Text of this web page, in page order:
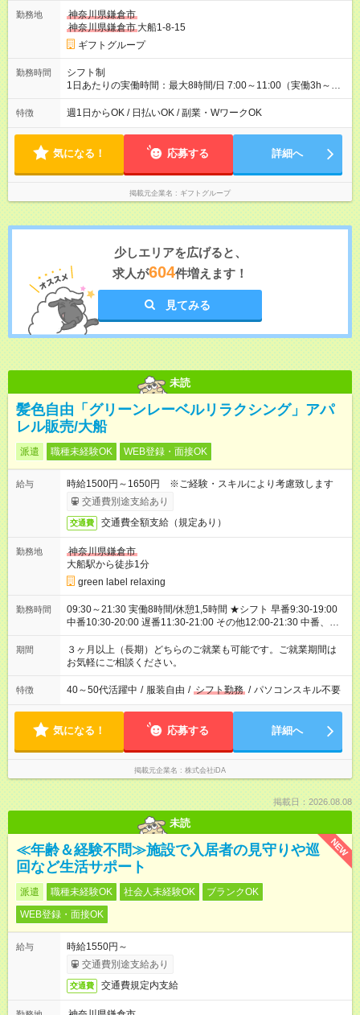
勤務地
神奈川県鎌倉市
神奈川県鎌倉市 大船1-8-15
ギフトグループ
勤務時間
シフト制
1日あたりの実働時間：最大8時間/日 7:00～11:00（実働3h～）
※店舗により異なる ※3h以上の勤務も大歓迎！ ★週2日～勤務
OK！ ★WワークOK ★1～2週毎のシフト申告制 ★残業なし！次
特徴 週1日からOK / 日払いOK / 副業・WワークOK
気になる！ 応募する 詳細へ
掲載元企業名 ギフトグループ
少しエリアを広げると、
求人が604件増えます！
見てみる
未読
髪色自由「グリーンレーベルリラクシング」アパ
レル販売/大船
派遣 職種未経験OK WEB登録・面接OK
給与
時給1500円～1650円 ※ご経験・スキルにより考慮致します
交通費別途支給あり
交通費 交通費全額支給（規定あり）
勤務地
神奈川県鎌倉市
大船駅から徒歩1分
green label relaxing
勤務時間
09:30～21:30 実働8時間/休憩1,5時間 ★シフト 早番9:30-19:00
中番10:30-20:00 遅番11:30-21:00 その他12:00-21:30 中番、遅
番メイン予定
期間
３ヶ月以上（長期）どちらのご就業も可能です。ご就業期間は
お気軽にご相談ください。
特徴 40～50代活躍中 / 服装自由 / シフト勤務 / パソコンスキル不要
気になる！ 応募する 詳細へ
掲載元企業名 株式会社iDA
掲載日：2026.08.08
未読
NEW
≪年齢＆経験不問≫施設で入居者の見守りや巡
回など生活サポート
派遣 職種未経験OK 社会人未経験OK
ブランクOK
WEB登録・面接OK
給与
時給1550円～
交通費別途支給あり
交通費 交通費規定内支給